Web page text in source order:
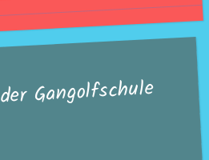
Gangolfschule